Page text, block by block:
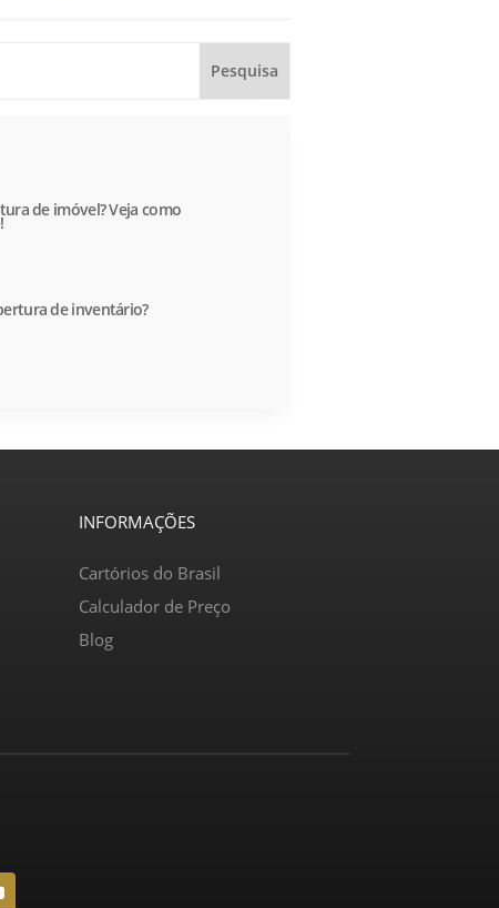
de imóvel? Veja como
de inventário?
INFORMAÇÕES
Cartórios do Brasil
Calculador de Preço
Blog